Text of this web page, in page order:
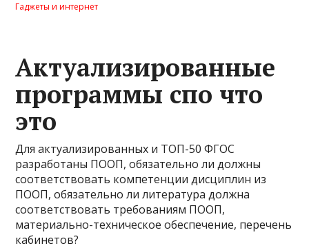
Гаджеты и интернет
Актуализированные
программы спо что
это
Для актуализированных и ТОП-50 ФГОС
разработаны ПООП, обязательно ли должны
соответствовать компетенции дисциплин из
ПООП, обязательно ли литература должна
соответствовать требованиям ПООП,
материально-техническое обеспечение, перечень
кабинетов?